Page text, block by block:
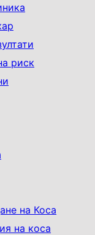
риск
на Коса
на коса